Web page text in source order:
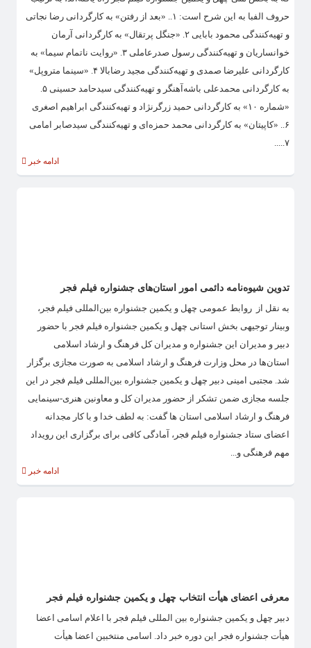
حروف الفبا به این شرح است: ۱.. «بعد از رفتن» به کارگردانی رضا نجاتی
و تهیه‌کنندگی محمود بابایی ۲. «جنگل پرتقال» به کارگردانی آرمان
خوانساریان و تهیه‌کنندگی رسول صدرعاملی ۳. «روایت ناتمام سیما» به
کارگردانی علیرضا صمدی و تهیه‌کنندگی مجید رضابالا ۴. «سینما متروپل»
به کارگردانی محمدعلی باشه‌آهنگر و تهیه‌کنندگی سیدحامد حسینی ۵.
«شماره ۱۰» به کارگردانی حمید زرگرنژاد و تهیه‌کنندگی ابراهیم اصغری
۶.. «کاپیتان» به کارگردانی محمد حمزه‌ای و تهیه‌کنندگی سیدصابر امامی
۷.....
ادامه خبر
تدوین شیوه‌نامه دائمی امور استان‌های جشنواره فیلم فجر
به نقل از روابط عمومی چهل و یکمین جشنواره بین‌المللی فیلم فجر،
وبینار توجیهی بخش استانی چهل و یکمین جشنواره فیلم فجر با حضور
دبیر و مدیران این جشنواره و مدیران کل فرهنگ و ارشاد اسلامی
استان‌ها در محل وزارت فرهنگ و ارشاد اسلامی به صورت مجازی برگزار
شد. مجتبی امینی دبیر چهل و یکمین جشنواره بین‌المللی فیلم فجر در این
جلسه مجازی ضمن تشکر از حضور مدیران کل و معاونین هنری-سینمایی
فرهنگ و ارشاد اسلامی استان ها گفت: به لطف خدا و با کار مجدانه
اعضای ستاد جشنواره فیلم فجر، آمادگی کافی برای برگزاری این رویداد
مهم فرهنگی و...
ادامه خبر
معرفی اعضای هیأت انتخاب چهل و یکمین جشنواره فیلم فجر
دبیر چهل و یکمین جشنواره بین المللی فیلم فجر با اعلام اسامی اعضا
هیأت جشنواره فجر این دوره خبر داد. اسامی منتخبین اعضا هیأت